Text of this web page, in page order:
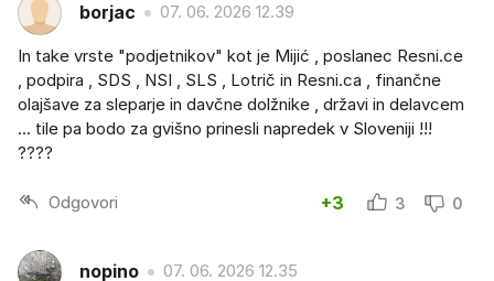
borjac 07. 06. 2026 12.39
In take vrste "podjetnikov" kot je Mijić , poslanec Resni.ce
, podpira , SDS , NSI , SLS , Lotrič in Resni.ca , finančne
olajšave za sleparje in davčne dolžnike , državi in delavcem
... tile pa bodo za gvišno prinesli napredek v Sloveniji !!!
????
Odgovori +3 3 0
nopino 07. 06. 2026 12.35